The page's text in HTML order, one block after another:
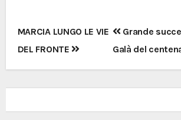
Navigazione
articoli
MARCIA LUNGO LE VIE
DEL FRONTE
Grande
Galà del